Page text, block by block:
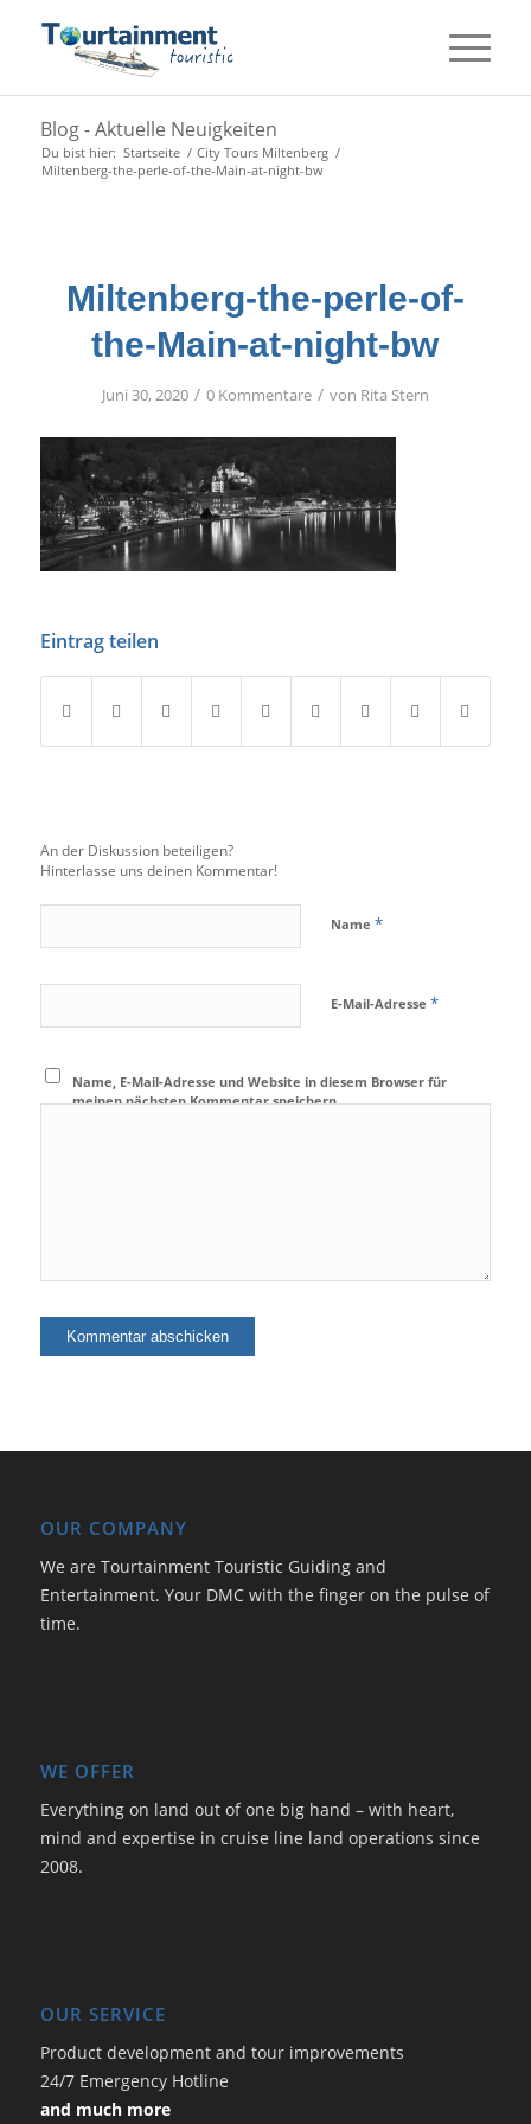
Blog - Aktuelle Neuigkeiten
Du bist hier: Startseite / City Tours Miltenberg /
Miltenberg-the-perle-of-the-Main-at-night-bw
Miltenberg-the-perle-of-
the-Main-at-night-bw
Juni 30, 2020 / 0 Kommentare / von Rita Stern
Eintrag teilen
An der Diskussion beteiligen?
Hinterlasse uns deinen Kommentar!
Name *
E-Mail-Adresse *
Name, E-Mail-Adresse und Website in diesem Browser für
meinen nächsten Kommentar speichern.
OUR COMPANY
We are Tourtainment Touristic Guiding and
Entertainment. Your DMC with the finger on the pulse of
time.
WE OFFER
Everything on land out of one big hand – with heart,
mind and expertise in cruise line land operations since
2008.
OUR SERVICE
Product development and tour improvements
24/7 Emergency Hotline
and much more